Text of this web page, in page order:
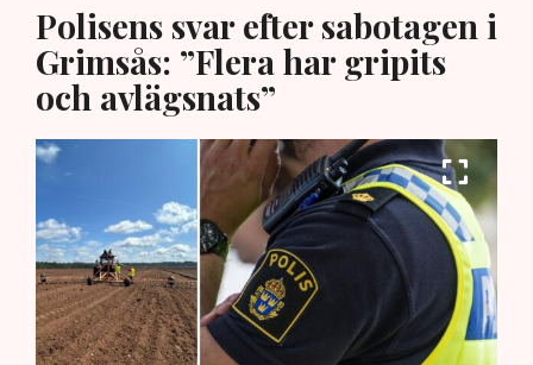
Polisens svar efter sabotagen i
Grimsås: ”Flera har gripits
och avlägsnats”